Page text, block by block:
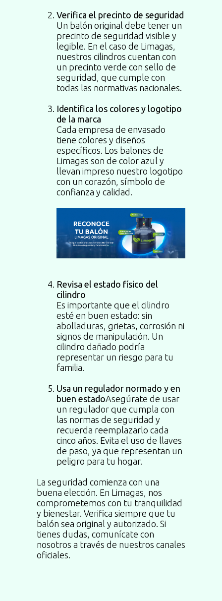
Verifica el precinto de seguridad
Un balón original debe tener un
precinto de seguridad visible y
legible. En el caso de Limagas,
nuestros cilindros cuentan con
un precinto verde con sello de
seguridad, que cumple con
todas las normativas nacionales.
Identifica los colores y logotipo
de la marca
Cada empresa de envasado
tiene colores y diseños
específicos. Los balones de
Limagas son de color azul y
llevan impreso nuestro logotipo
con un corazón, símbolo de
confianza y calidad.
Revisa el estado físico del
cilindro
Es importante que el cilindro
esté en buen estado: sin
abolladuras, grietas, corrosión ni
signos de manipulación. Un
cilindro dañado podría
representar un riesgo para tu
familia.
Usa un regulador normado y en
buen estadoAsegúrate de usar
un regulador que cumpla con
las normas de seguridad y
recuerda reemplazarlo cada
cinco años. Evita el uso de llaves
de paso, ya que representan un
peligro para tu hogar.
La seguridad comienza con una
buena elección. En Limagas, nos
comprometemos con tu tranquilidad
y bienestar. Verifica siempre que tu
balón sea original y autorizado. Si
tienes dudas, comunícate con
nosotros a través de nuestros canales
oficiales.